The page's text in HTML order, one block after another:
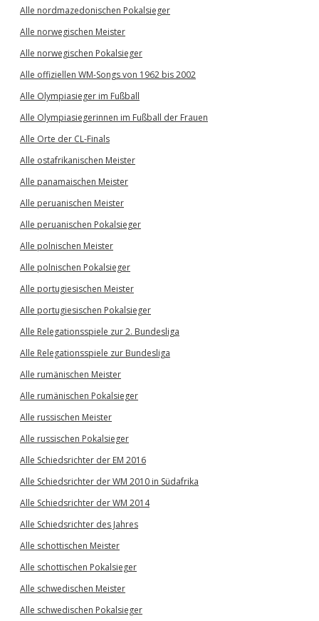
Alle nordmazedonischen Pokalsieger
Alle norwegischen Meister
Alle norwegischen Pokalsieger
Alle offiziellen WM-Songs von 1962 bis 2002
Alle Olympiasieger im Fußball
Alle Olympiasiegerinnen im Fußball der Frauen
Alle Orte der CL-Finals
Alle ostafrikanischen Meister
Alle panamaischen Meister
Alle peruanischen Meister
Alle peruanischen Pokalsieger
Alle polnischen Meister
Alle polnischen Pokalsieger
Alle portugiesischen Meister
Alle portugiesischen Pokalsieger
Alle Relegationsspiele zur 2. Bundesliga
Alle Relegationsspiele zur Bundesliga
Alle rumänischen Meister
Alle rumänischen Pokalsieger
Alle russischen Meister
Alle russischen Pokalsieger
Alle Schiedsrichter der EM 2016
Alle Schiedsrichter der WM 2010 in Südafrika
Alle Schiedsrichter der WM 2014
Alle Schiedsrichter des Jahres
Alle schottischen Meister
Alle schottischen Pokalsieger
Alle schwedischen Meister
Alle schwedischen Pokalsieger